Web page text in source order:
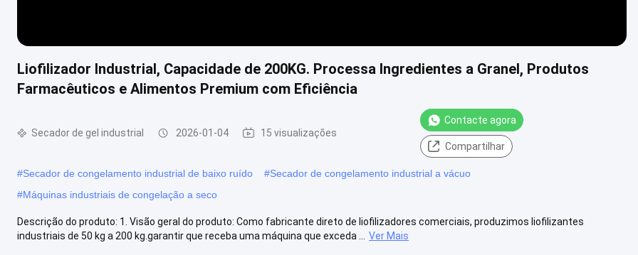
Liofilizador Industrial, Capacidade de 200KG. Processa Ingredientes a Granel, Produtos
Farmacêuticos e Alimentos Premium com Eficiência
Secador de gel industrial 2026-01-04 15 visualizações
Contacte agora
Compartilhar
#Secador de congelamento industrial de baixo ruído #Secador de congelamento industrial a vácuo
#Máquinas industriais de congelação a seco
Descrição do produto: 1. Visão geral do produto: Como fabricante direto de liofilizadores comerciais, produzimos liofilizantes
industriais de 50 kg a 200 kg.garantir que receba uma máquina que exceda ...
Ver Mais